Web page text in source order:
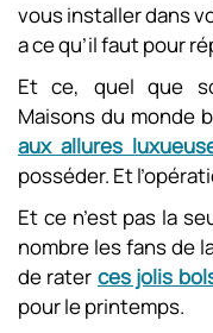
vous installer dans
a ce qu’il faut pour
Et ce, quel que
Maisons du monde
aux allures
posséder. Et
Et ce n’est pas la
nombre les fans de
de rater ces jolis
pour le printemps.